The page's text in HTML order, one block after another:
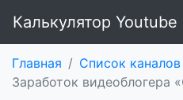
Калькулятор Youtube
Главная / Список каналов
Заработок видеоблогера